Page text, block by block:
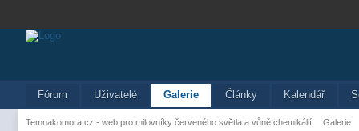
Fórum Uživatelé Galerie Články Kalendář
Temnakomora.cz - web pro milovníky červeného světla a vůně chemikálií Galerie